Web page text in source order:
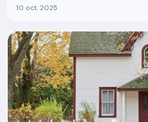
10 oct. 2025